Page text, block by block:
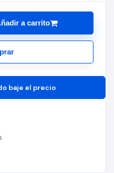
a carrito
baje el precio